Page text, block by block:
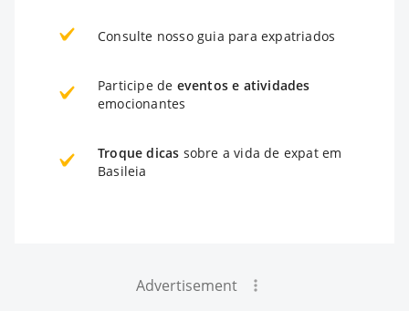
Consulte nosso guia para expatriados
Participe de eventos e atividades
emocionantes
Troque dicas sobre a vida de expat em
Basileia
Advertisement